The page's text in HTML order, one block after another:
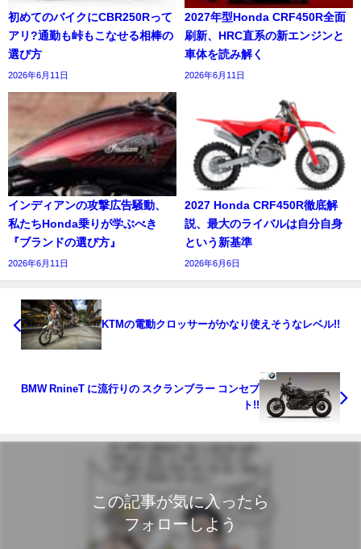
初めてのバイクにCBR250Rって
アリ?通勤も峠もこなせる相棒の
選び方
2026年6月11日
2027年型Honda CRF450R全面
刷新、HRC直系の新エンジンと
車体を読み解く
2026年6月11日
インディアンの攻撃広告騒動、
私たちHonda乗りが学ぶべき
『ブランドの選び方』
2026年6月11日
2027 Honda CRF450R徹底解
説、最大のライバルは自分自身
という新基準
2026年6月6日
KTMの電動クロッサーがかなり使えそうなレベル!!
BMW RnineT に流行りの スクランブラー コンセプ
ト!!
この記事が気に入ったら
フォローしよう